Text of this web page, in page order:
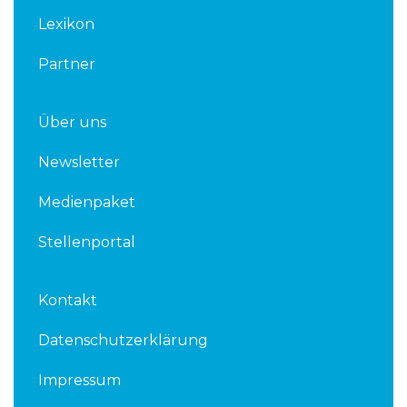
Lexikon
Partner
Über uns
Newsletter
Medienpaket
Stellenportal
Kontakt
Datenschutzerklärung
Impressum